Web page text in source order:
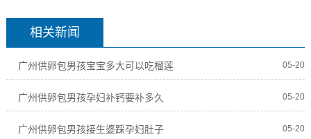
相关新闻
广州供卵包男孩宝宝多大可以吃榴莲 05-20
广州供卵包男孩孕妇补钙要补多久 05-20
广州供卵包男孩接生婆踩孕妇肚子 05-20